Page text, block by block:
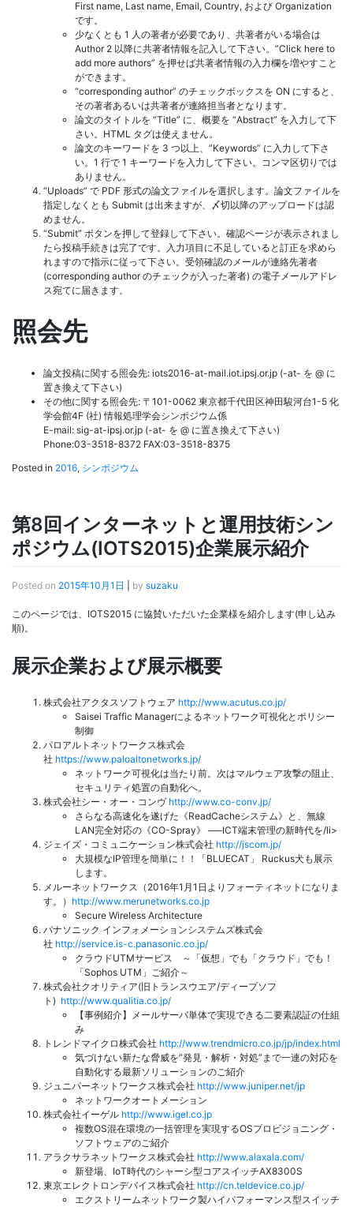
First name, Last name, Email, Country, および Organization
です。
少なくとも 1 人の著者が必要であり、共著者がいる場合は
Author 2 以降に共著者情報を記入して下さい。”Click here to
add more authors” を押せば共著者情報の入力欄を増やすこと
ができます。
“corresponding author” のチェックボックスを ON にすると、
その著者あるいは共著者が連絡担当者となります。
論文のタイトルを “Title” に、概要を “Abstract” を入力して下
さい。HTML タグは使えません。
論文のキーワードを 3 つ以上、”Keywords” に入力して下さ
い。1 行で 1 キーワードを入力して下さい。コンマ区切りでは
ありません。
“Uploads” で PDF 形式の論文ファイルを選択します。論文ファイルを
指定しなくとも Submit は出来ますが、〆切以降のアップロードは認
めません。
“Submit” ボタンを押して登録して下さい。確認ページが表示されまし
たら投稿手続きは完了です。入力項目に不足していると訂正を求めら
れますので指示に従って下さい。受領確認のメールが連絡先著者
(corresponding author のチェックが入った著者) の電子メールアドレ
ス宛てに届きます。
照会先
論文投稿に関する照会先: iots2016-at-mail.iot.ipsj.or.jp (-at- を @ に
置き換えて下さい)
その他に関する照会先: 〒101-0062 東京都千代田区神田駿河台1-5 化
学会館4F (社) 情報処理学会シンポジウム係
E-mail: sig-at-ipsj.or.jp (-at- を @ に置き換えて下さい)
Phone:03-3518-8372 FAX:03-3518-8375
Posted in 2016, シンポジウム
第8回インターネットと運用技術シン
ポジウム(IOTS2015)企業展示紹介
Posted on 2015年10月1日 by suzaku
このページでは、IOTS2015 に協賛いただいた企業様を紹介します(申し込み
順)。
展示企業および展示概要
株式会社アクタスソフトウェア http://www.acutus.co.jp/
Saisei Traffic Managerによるネットワーク可視化とポリシー
制御
パロアルトネットワークス株式会
社 https://www.paloaltonetworks.jp/
ネットワーク可視化は当たり前。次はマルウェア攻撃の阻止、
セキュリティ処置の自動化へ。
株式会社シー・オー・コンヴ http://www.co-conv.jp/
さらなる高速化を遂げた《ReadCacheシステム》と、無線
LAN完全対応の《CO-Spray》 ──ICT端末管理の新時代を/li>
ジェイズ・コミュニケーション株式会社 http://jscom.jp/
大規模なIP管理を簡単に！！「BLUECAT」 Ruckus犬も展示
します。
メルーネットワークス（2016年1月1日よりフォーティネットになりま
す。） http://www.merunetworks.co.jp
Secure Wireless Architecture
パナソニック インフォメーションシステムズ株式会
社 http://service.is-c.panasonic.co.jp/
クラウドUTMサービス ～「仮想」でも「クラウド」でも！
「Sophos UTM」ご紹介～
株式会社クオリティア(旧トランスウエア/ディープソフ
ト) http://www.qualitia.co.jp/
【事例紹介】メールサーバ単体で実現できる二要素認証の仕組
み
トレンドマイクロ株式会社 http://www.trendmicro.co.jp/jp/index.html
気づけない新たな脅威を”発見・解析・対処”まで一連の対応を
自動化する最新ソリューションのご紹介
ジュニパーネットワークス株式会社 http://www.juniper.net/jp
ネットワークオートメーション
株式会社イーゲル http://www.igel.co.jp
複数OS混在環境の一括管理を実現するOSプロビジョニング・
ソフトウェアのご紹介
アラクサラネットワークス株式会社 http://www.alaxala.com/
新登場、IoT時代のシャーシ型コアスイッチAX8300S
東京エレクトロンデバイス株式会社 http://cn.teldevice.co.jp/
エクストリームネットワーク製ハイパフォーマンス型スイッチ